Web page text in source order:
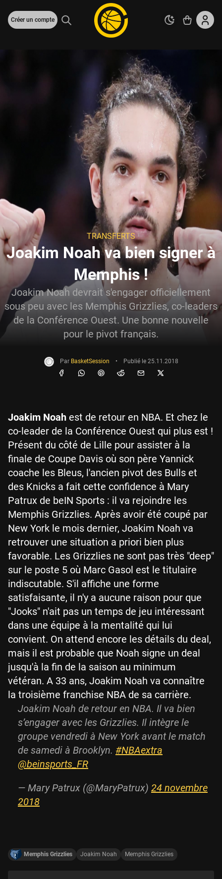
Créer un compte
TRANSFERTS
Joakim Noah va bien signer à
Memphis !
Joakim Noah devrait s'engager officiellement
sous peu avec les Memphis Grizzlies, co-leaders
de la Conférence Ouest. Une bonne nouvelle
pour le pivot français.
Par BasketSession • Publié le 25.11.2018
Joakim Noah est de retour en NBA. Et chez le
co-leader de la Conférence Ouest qui plus est !
Présent du côté de Lille pour assister à la
finale de Coupe Davis où son père Yannick
coache les Bleus, l'ancien pivot des Bulls et
des Knicks a fait cette confidence à Mary
Patrux de beIN Sports : il va rejoindre les
Memphis Grizzlies. Après avoir été coupé par
New York le mois dernier, Joakim Noah va
retrouver une situation a priori bien plus
favorable. Les Grizzlies ne sont pas très "deep"
sur le poste 5 où Marc Gasol est le titulaire
indiscutable. S'il affiche une forme
satisfaisante, il n'y a aucune raison pour que
"Jooks" n'ait pas un temps de jeu intéressant
dans une équipe à la mentalité qui lui
convient. On attend encore les détails du deal,
mais il est probable que Noah signe un deal
jusqu'à la fin de la saison au minimum
vétéran. A 33 ans, Joakim Noah va connaître
la troisième franchise NBA de sa carrière.
Joakim Noah de retour en NBA. Il va bien
s’engager avec les Grizzlies. Il intègre le
groupe vendredi à New York avant le match
de samedi à Brooklyn. #NBAextra
@beinsports_FR
— Mary Patrux (@MaryPatrux) 24 novembre
2018
Memphis Grizzlies Joakim Noah Memphis Grizzlies